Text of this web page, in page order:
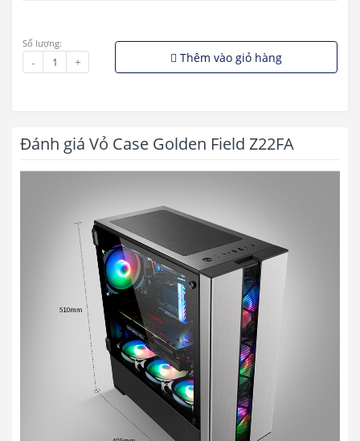
Số lượng:
- + Thêm vào giỏ hàng
Đánh giá Vỏ Case Golden Field Z22FA